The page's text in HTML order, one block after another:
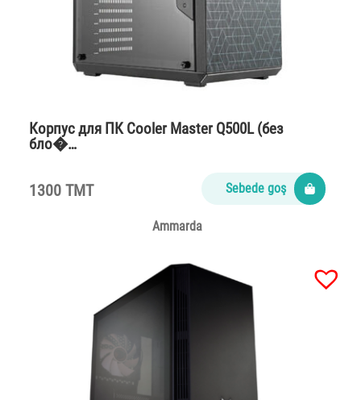
Корпус для ПК Cooler Master Q500L (без
бло�…
1300 TMT Sebede goş
Ammarda